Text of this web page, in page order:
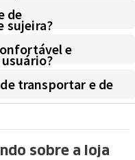
de
sujeira?
e
transportar e de
sobre a loja